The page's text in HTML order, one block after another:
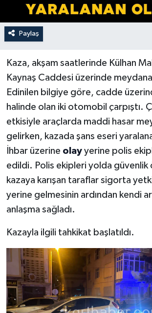
Paylaş
Kaza, akşam saatlerinde Külhan
Kaynaş Caddesi üzerinde
Edinilen bilgiye göre, cadde
halinde olan iki otomobil çarpıştı.
etkisiyle araçlarda maddi hasar
gelirken, kazada şans eseri
İhbar üzerine olay yerine polis
edildi. Polis ekipleri yolda güvenlik
kazaya karışan taraflar sigorta
yerine gelmesinin ardından kendi
anlaşma sağladı.
Kazayla ilgili tahkikat başlatıldı.